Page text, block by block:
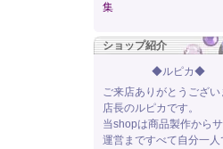
集
ショップ紹介
◆ルピカ◆
ご来店ありがとうござい
店長のルピカです。
当shopは商品製作からサ
運営まですべて自分一人